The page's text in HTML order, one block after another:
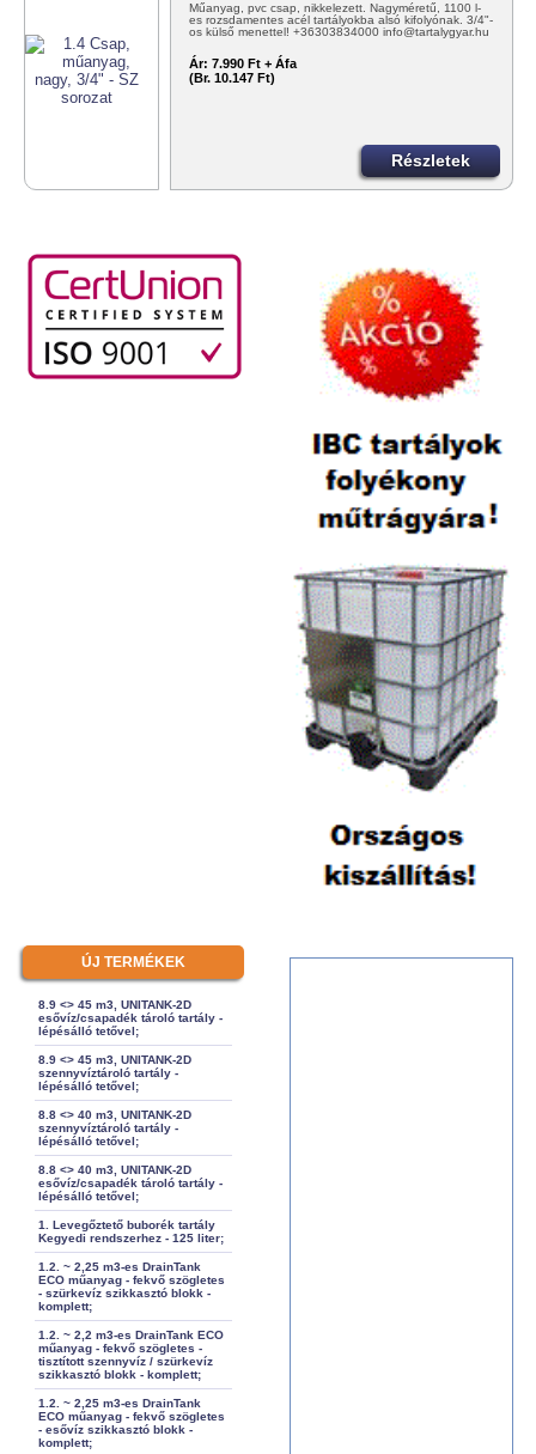
Műanyag, pvc csap, nikkelezett. Nagyméretű, 1100 l-
es rozsdamentes acél tartályokba alsó kifolyónak. 3/4"-
os külső menettel! +36303834000 info@tartalygyar.hu
Ár: 7.990 Ft + Áfa
(Br. 10.147 Ft)
Részletek
ÚJ TERMÉKEK
8.9 <> 45 m3, UNITANK-2D
esővíz/csapadék tároló tartály -
lépésálló tetővel;
8.9 <> 45 m3, UNITANK-2D
szennyvíztároló tartály -
lépésálló tetővel;
8.8 <> 40 m3, UNITANK-2D
szennyvíztároló tartály -
lépésálló tetővel;
8.8 <> 40 m3, UNITANK-2D
esővíz/csapadék tároló tartály -
lépésálló tetővel;
1. Levegőztető buborék tartály
Kegyedi rendszerhez - 125 liter;
1.2. ~ 2,25 m3-es DrainTank
ECO műanyag - fekvő szögletes
- szürkevíz szikkasztó blokk -
komplett;
1.2. ~ 2,2 m3-es DrainTank ECO
műanyag - fekvő szögletes -
tisztított szennyvíz / szürkevíz
szikkasztó blokk - komplett;
1.2. ~ 2,25 m3-es DrainTank
ECO műanyag - fekvő szögletes
- esővíz szikkasztó blokk -
komplett;